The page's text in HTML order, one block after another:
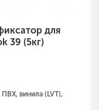
для
39 (5кг)
винила (LVT),